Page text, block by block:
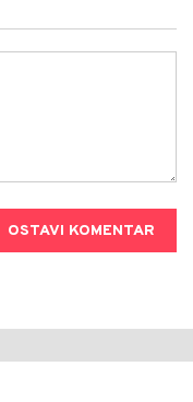
OSTAVI KOMENTAR